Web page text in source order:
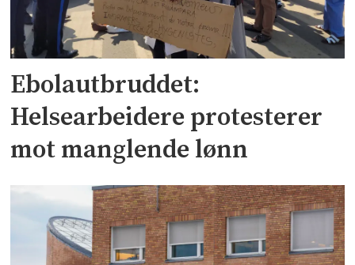
Ebolautbruddet:
Helsearbeidere protesterer
mot manglende lønn